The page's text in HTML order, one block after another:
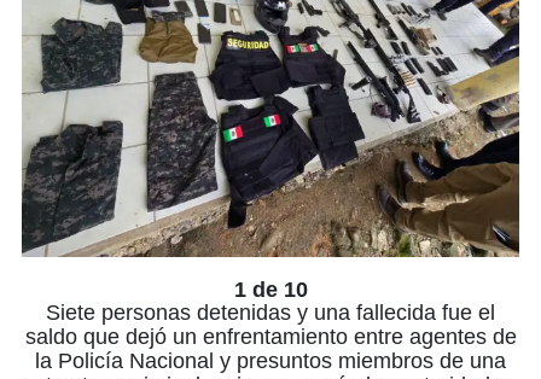
1 de 10
Siete personas detenidas y una fallecida fue el
saldo que dejó un enfrentamiento entre agentes de
la Policía Nacional y presuntos miembros de una